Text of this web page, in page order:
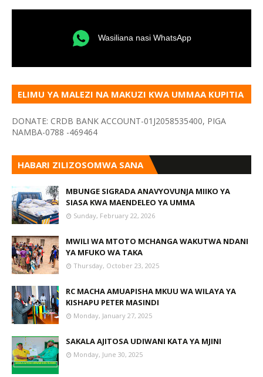
Wasiliana nasi WhatsApp
ELIMU YA MALEZI NA MAKUZI KWA UMMAA KUPITIA
DONATE: CRDB BANK ACCOUNT-01J2058535400, PIGA
NAMBA-0788 -469464
HABARI ZILIZOSOMWA SANA
MBUNGE SIGRADA ANAVYOVUNJA MIIKO YA
SIASA KWA MAENDELEO YA UMMA
Sunday, February 22, 2026
MWILI WA MTOTO MCHANGA WAKUTWA NDANI
YA MFUKO WA TAKA
Thursday, October 23, 2025
RC MACHA AMUAPISHA MKUU WA WILAYA YA
KISHAPU PETER MASINDI
Monday, January 27, 2025
SAKALA AJITOSA UDIWANI KATA YA MJINI
Monday, June 30, 2025